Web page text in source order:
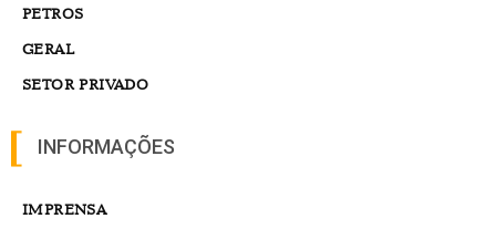
PETROS
GERAL
SETOR PRIVADO
INFORMAÇÕES
IMPRENSA